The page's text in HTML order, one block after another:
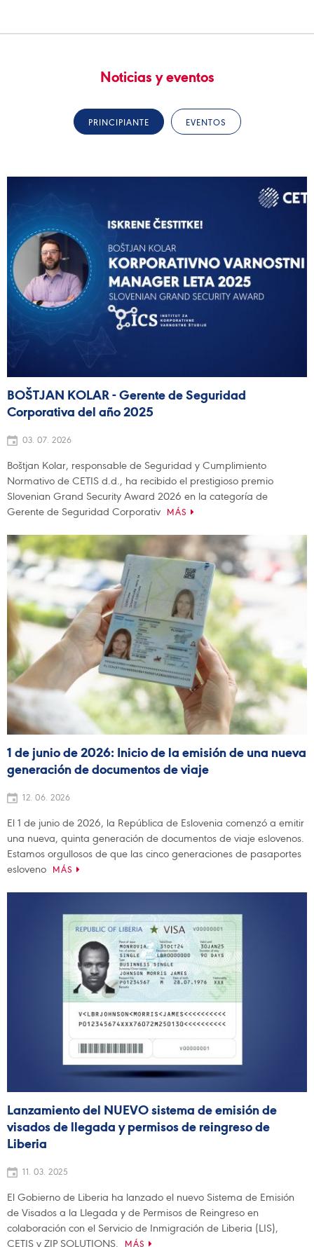
Noticias y eventos
PRINCIPIANTE EVENTOS
BOŠTJAN KOLAR - Gerente de Seguridad
Corporativa del año 2025
03. 07. 2026
Boštjan Kolar, responsable de Seguridad y Cumplimiento
Normativo de CETIS d.d., ha recibido el prestigioso premio
Slovenian Grand Security Award 2026 en la categoría de
Gerente de Seguridad Corporativ
MÁS
1 de junio de 2026: Inicio de la emisión de una nueva
generación de documentos de viaje
12. 06. 2026
El 1 de junio de 2026, la República de Eslovenia comenzó a emitir
una nueva, quinta generación de documentos de viaje eslovenos.
Estamos orgullosos de que las cinco generaciones de pasaportes
esloveno
MÁS
Lanzamiento del NUEVO sistema de emisión de
visados de llegada y permisos de reingreso de
Liberia
11. 03. 2025
El Gobierno de Liberia ha lanzado el nuevo Sistema de Emisión
de Visados a la Llegada y de Permisos de Reingreso en
colaboración con el Servicio de Inmigración de Liberia (LIS),
CETIS y ZIP SOLUTIONS.
MÁS